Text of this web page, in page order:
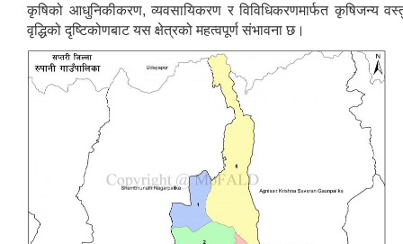
कृषिको आधुनिकीकरण, व्यवसायिकरण र विविधिकरणमार्फत कृषिजन्य
वृद्धिको दृष्टिकोणबाट यस क्षेत्रको महत्वपूर्ण संभावना छ।